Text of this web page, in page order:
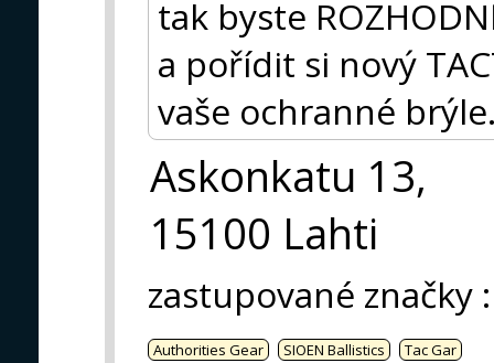
tak byste
a pořídit si nový
vaše ochranné
Askonkatu 13,
15100 Lahti
zastupované značky :
Authorities Gear SIOEN Ballistics Tac Gar